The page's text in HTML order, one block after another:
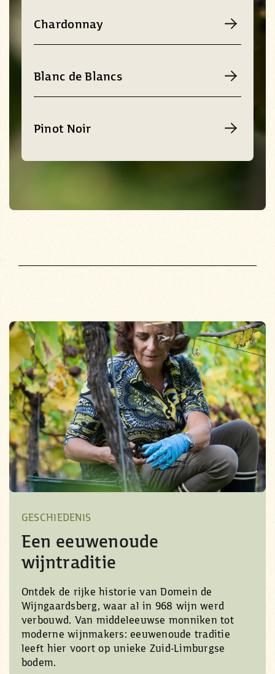
Chardonnay
Blanc de Blancs
Pinot Noir
GESCHIEDENIS
Een eeuwenoude
wijntraditie
Ontdek de rijke historie van Domein de
Wijngaardsberg, waar al in 968 wijn werd
verbouwd. Van middeleeuwse monniken tot
moderne wijnmakers: eeuwenoude traditie
leeft hier voort op unieke Zuid-Limburgse
bodem.